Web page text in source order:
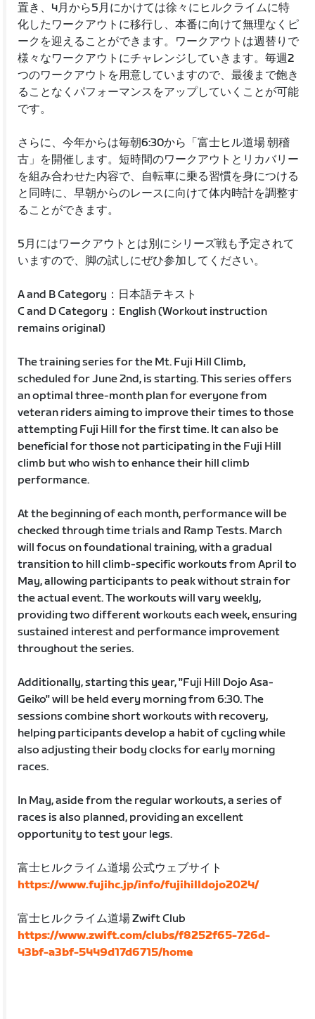
置き、4月から5月にかけては徐々にヒルクライムに特
化したワークアウトに移行し、本番に向けて無理なくピ
ークを迎えることができます。ワークアウトは週替りで
様々なワークアウトにチャレンジしていきます。毎週2
つのワークアウトを用意していますので、最後まで飽き
ることなくパフォーマンスをアップしていくことが可能
です。
さらに、今年からは毎朝6:30から「富士ヒル道場 朝稽
古」を開催します。短時間のワークアウトとリカバリー
を組み合わせた内容で、自転車に乗る習慣を身につける
と同時に、早朝からのレースに向けて体内時計を調整す
ることができます。
5月にはワークアウトとは別にシリーズ戦も予定されて
いますので、脚の試しにぜひ参加してください。
A and B Category：日本語テキスト
C and D Category：English (Workout instruction
remains original)
The training series for the Mt. Fuji Hill Climb,
scheduled for June 2nd, is starting. This series offers
an optimal three-month plan for everyone from
veteran riders aiming to improve their times to those
attempting Fuji Hill for the first time. It can also be
beneficial for those not participating in the Fuji Hill
climb but who wish to enhance their hill climb
performance.
At the beginning of each month, performance will be
checked through time trials and Ramp Tests. March
will focus on foundational training, with a gradual
transition to hill climb-specific workouts from April to
May, allowing participants to peak without strain for
the actual event. The workouts will vary weekly,
providing two different workouts each week, ensuring
sustained interest and performance improvement
throughout the series.
Additionally, starting this year, "Fuji Hill Dojo Asa-
Geiko" will be held every morning from 6:30. The
sessions combine short workouts with recovery,
helping participants develop a habit of cycling while
also adjusting their body clocks for early morning
races.
In May, aside from the regular workouts, a series of
races is also planned, providing an excellent
opportunity to test your legs.
富士ヒルクライム道場 公式ウェブサイト
https://www.fujihc.jp/info/fujihilldojo2024/
富士ヒルクライム道場 Zwift Club
https://www.zwift.com/clubs/f8252f65-726d-
43bf-a3bf-5449d17d6715/home